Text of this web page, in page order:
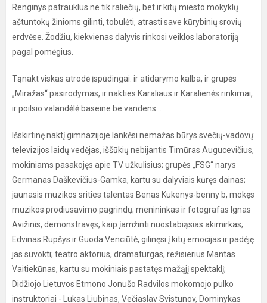
Renginys patrauklus ne tik raliečių, bet ir kitų miesto mokyklų
aštuntokų žinioms gilinti, tobulėti, atrasti save kūrybinių srovių
erdvėse. Žodžiu, kiekvienas dalyvis rinkosi veiklos laboratoriją
pagal pomėgius.
Tąnakt viskas atrodė įspūdingai: ir atidarymo kalba, ir grupės
„Miražas“ pasirodymas, ir nakties Karaliaus ir Karalienės rinkimai,
ir poilsio valandėlė baseine be vandens...
Išskirtinę naktį gimnazijoje lankėsi nemažas būrys svečių-vadovų:
televizijos laidų vedėjas, iššūkių nebijantis Timūras Augucevičius,
mokiniams pasakojęs apie TV užkulisius; grupės „FSG“ narys
Germanas Daškevičius-Gamka, kartu su dalyviais kūręs dainas;
jaunasis muzikos srities talentas Benas Kukenys-benny b, mokęs
muzikos prodiusavimo pagrindų; menininkas ir fotografas Ignas
Avižinis, demonstravęs, kaip įamžinti nuostabiąsias akimirkas;
Edvinas Rupšys ir Guoda Venciūtė, gilinęsi į kitų emocijas ir padėję
jas suvokti; teatro aktorius, dramaturgas, režisierius Mantas
Vaitiekūnas, kartu su mokiniais pastatęs mažąjį spektaklį;
Didžiojo Lietuvos Etmono Jonušo Radvilos mokomojo pulko
instruktoriai - Lukas Liubinas, Večiaslav Svistunov, Dominykas